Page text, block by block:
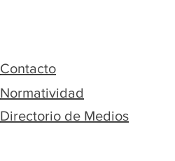
Contacto
Normatividad
Directorio de Medios